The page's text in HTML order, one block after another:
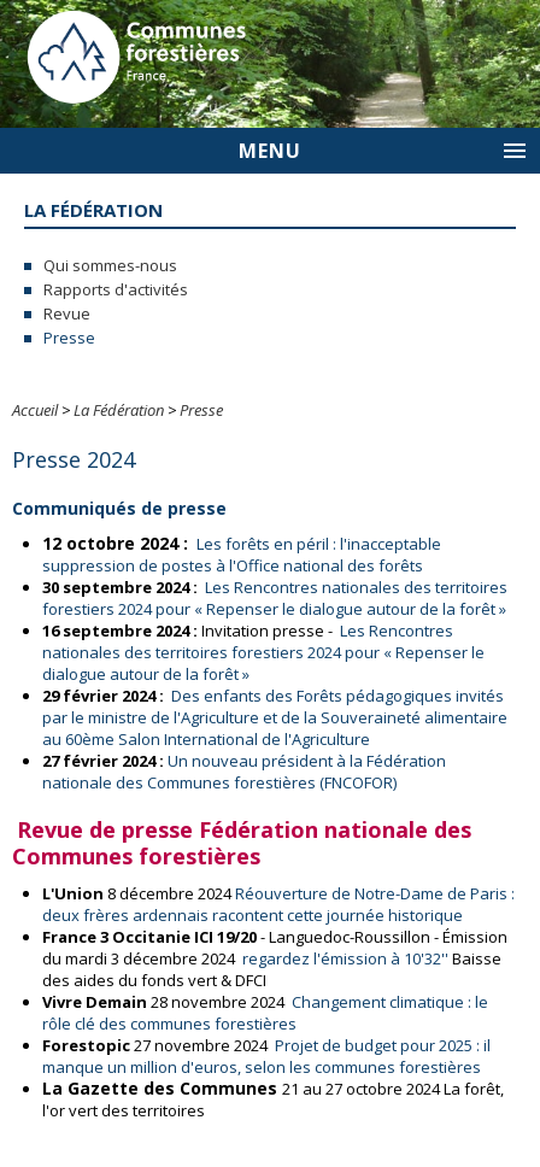
MENU
LA FÉDÉRATION
Qui sommes-nous
Rapports d'activités
Revue
Presse
Accueil>La Fédération >Presse
Presse 2024
Communiqués de presse
12 octobre 2024 : Les forêts en péril : l'inacceptable
suppression de postes à l'Office national des forêts
30 septembre 2024 : Les Rencontres nationales des territoires
forestiers 2024 pour « Repenser le dialogue autour de la forêt »
16 septembre 2024 : Invitation presse - Les Rencontres
nationales des territoires forestiers 2024 pour « Repenser le
dialogue autour de la forêt »
29 février 2024 : Des enfants des Forêts pédagogiques invités
par le ministre de l'Agriculture et de la Souveraineté alimentaire
au 60ème Salon International de l'Agriculture
27 février 2024 : Un nouveau président à la Fédération
nationale des Communes forestières (FNCOFOR)
Revue de presse Fédération nationale des
Communes forestières
L'Union 8 décembre 2024Réouverture de Notre-Dame de Paris :
deux frères ardennais racontent cette journée historique
France 3 Occitanie ICI 19/20- Languedoc-Roussillon - Émission
du mardi 3 décembre 2024 regardez l'émission à 10'32'' Baisse
des aides du fonds vert & DFCI
Vivre Demain 28 novembre 2024 Changement climatique : le
rôle clé des communes forestières
Forestopic27 novembre 2024 Projet de budget pour 2025 : il
manque un million d'euros, selon les communes forestières
La Gazette des Communes 21 au 27 octobre 2024 La forêt,
l'or vert des territoires